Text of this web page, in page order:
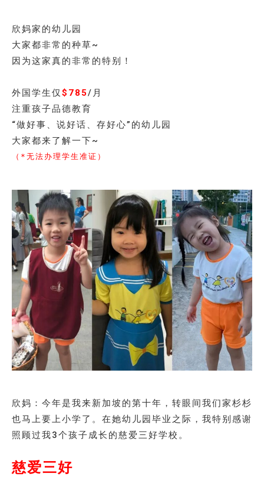
欣妈家的幼儿园
大家都非常的种草~
因为这家真的非常的特别！
外国学生仅 $785/月
注重孩子品德教育
“做好事、说好话、存好心”的幼儿园
大家都来了解一下~
（*无法办理学生准证）
欣妈：今年是我来新加坡的第十年，转眼间我们家杉杉
也马上要上小学了。在她幼儿园毕业之际，我特别感谢
照顾过我3个孩子成长的慈爱三好学校。
慈爱三好